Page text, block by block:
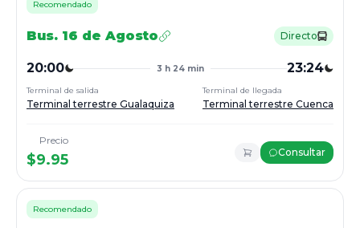
Recomendado
Bus. 16 de Agosto Directo
20:00 3 h 24 min 23:24
Terminal de salida
Terminal terrestre Gualaquiza
Terminal de llegada
Terminal terrestre Cuenca
Precio
$9.95 Consultar
Recomendado